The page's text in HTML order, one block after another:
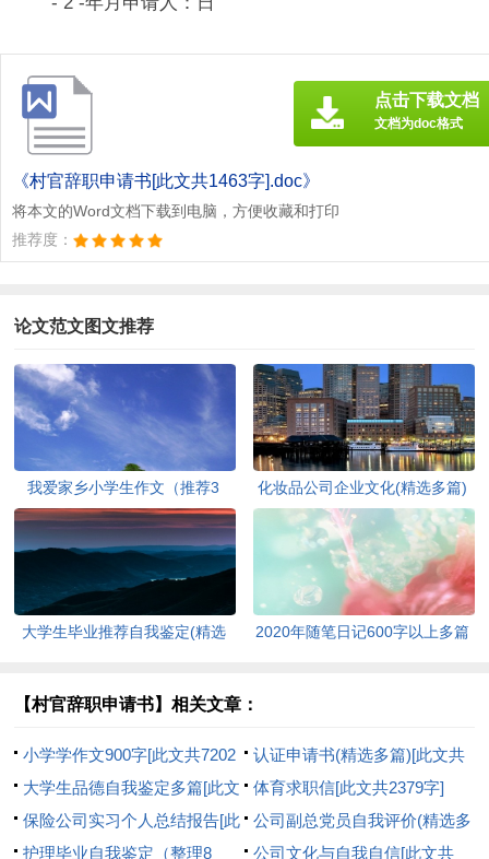
《村官辞职申请书[此文共1463字].doc》
将本文的Word文档下载到电脑，方便收藏和打印
推荐度：
点击下载文档
文档为doc格式
论文范文图文推荐
我爱家乡小学生作文（推荐3
篇）[此文共1167字]
化妆品公司企业文化(精选多篇)
[此文共6398字]
大学生毕业推荐自我鉴定(精选
2020年随笔日记600字以上多篇
【村官辞职申请书】相关文章：
小学学作文900字[此文共7202
字]
认证申请书(精选多篇)[此文共
2551字]
大学生品德自我鉴定多篇[此文
共2737字]
体育求职信[此文共2379字]
保险公司实习个人总结报告[此
文共5385字]
公司副总党员自我评价(精选多
篇)[此文共5476字]
护理毕业自我鉴定（整理8 公司文化与自我自信[此文共